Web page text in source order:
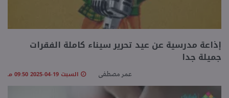
إذاعة مدرسية عن عيد تحرير سيناء كاملة الفقرات
جميلة جدا
عمر مصطفى السبت 19-04-2025 09:50 مـ